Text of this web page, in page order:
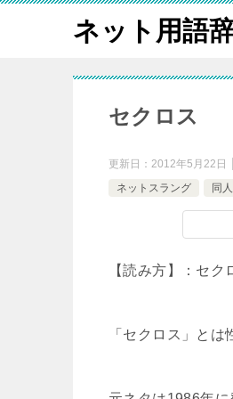
ネット用語
セクロス
更新日： 2012年5月22日
ネットスラング
同人
【読み方】：セク
「セクロス」とは